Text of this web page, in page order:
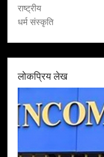
राष्ट्रीय
धर्म संस्कृति
लोकप्रिय लेख